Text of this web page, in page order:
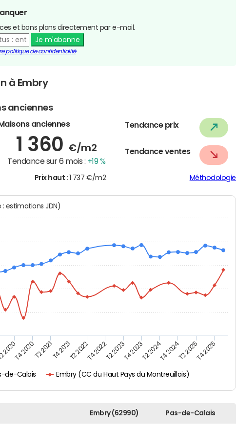
et bons plans directement par e-mail.
Je m'abonne
politique de confidentialité
à Embry
anciennes
anciennes
1 360 €/m2
Tendance sur 6 mois : +19 %
Tendance prix
Tendance ventes
Prix haut : 1 737 €/m2 Méthodologie
: estimations JDN)
de-Calais Embry (CC du Haut Pays du Montreuillois)
2020T4 2020T2 2021T4 2021T2 2022T4 2022T2 2023T4 2023T2 2024T4 2024T2 2025T4 2025
Embry (62990) Pas-de-Calais